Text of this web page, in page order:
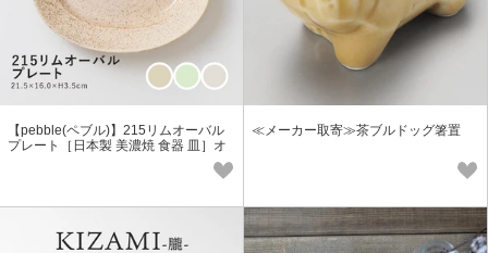
【pebble(ペブル)】215リムオーバル
プレート［日本製 美濃焼 食器 皿］オ
≪メーカー取寄≫茶ブルドッグ箸置